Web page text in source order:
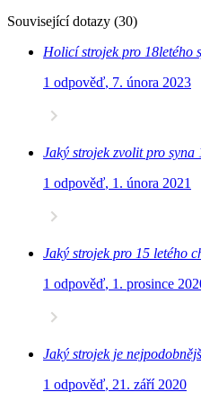
Související dotazy (30)
Holicí strojek pro 18letého
1 odpověď, 7. února 2023
Jaký strojek zvolit pro syna
1 odpověď, 1. února 2021
Jaký strojek pro 15 letého
1 odpověď, 1. prosince
Jaký strojek je
1 odpověď, 21. září 2020